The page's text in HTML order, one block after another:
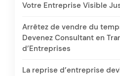
Votre Entreprise Visible
Arrêtez de vendre du
Devenez Consultant en
d’Entreprises
La reprise d’entreprise